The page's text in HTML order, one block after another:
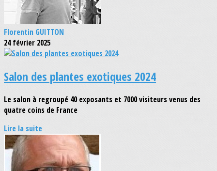
Florentin GUITTON
24 février 2025
Salon des plantes exotiques 2024
Le salon à regroupé 40 exposants et 7000 visiteurs venus des
quatre coins de France
Lire la suite